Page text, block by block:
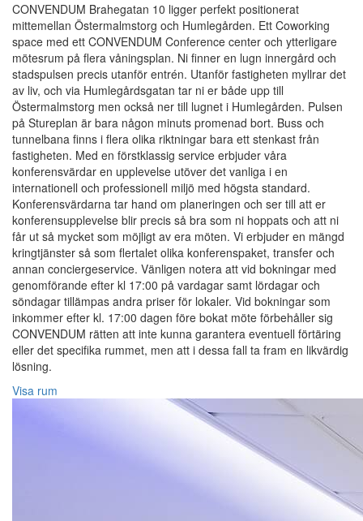
CONVENDUM Brahegatan 10 ligger perfekt positionerat
mittemellan Östermalmstorg och Humlegården. Ett Coworking
space med ett CONVENDUM Conference center och ytterligare
mötesrum på flera våningsplan. Ni finner en lugn innergård och
stadspulsen precis utanför entrén. Utanför fastigheten myllrar det
av liv, och via Humlegårdsgatan tar ni er både upp till
Östermalmstorg men också ner till lugnet i Humlegården. Pulsen
på Stureplan är bara någon minuts promenad bort. Buss och
tunnelbana finns i flera olika riktningar bara ett stenkast från
fastigheten. Med en förstklassig service erbjuder våra
konferensvärdar en upplevelse utöver det vanliga i en
internationell och professionell miljö med högsta standard.
Konferensvärdarna tar hand om planeringen och ser till att er
konferensupplevelse blir precis så bra som ni hoppats och att ni
får ut så mycket som möjligt av era möten. Vi erbjuder en mängd
kringtjänster så som flertalet olika konferenspaket, transfer och
annan conciergeservice. Vänligen notera att vid bokningar med
genomförande efter kl 17:00 på vardagar samt lördagar och
söndagar tillämpas andra priser för lokaler. Vid bokningar som
inkommer efter kl. 17:00 dagen före bokat möte förbehåller sig
CONVENDUM rätten att inte kunna garantera eventuell förtäring
eller det specifika rummet, men att i dessa fall ta fram en likvärdig
lösning.
Visa rum